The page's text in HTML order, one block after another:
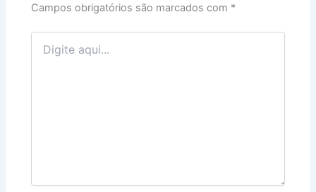
Campos obrigatórios são marcados com *
Digite
aqui...